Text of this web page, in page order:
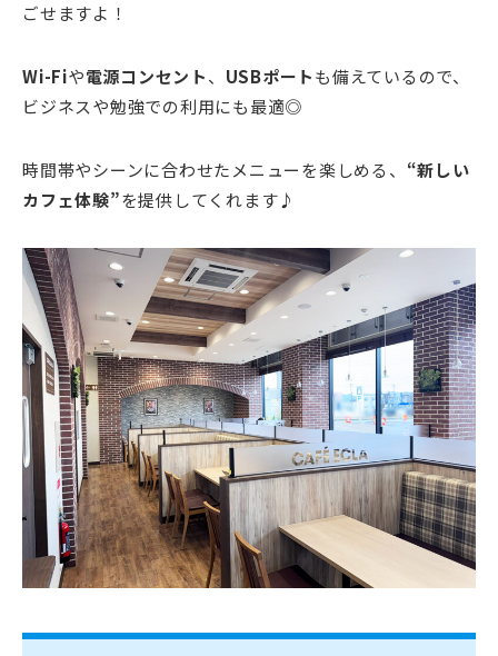
ごせますよ！
Wi-Fiや電源コンセント、 USBポートも備えているので、
ビジネスや勉強での利用にも最適◎
時間帯やシーンに合わせたメニューを楽しめる、 “新しい
カフェ体験”を提供してくれます♪